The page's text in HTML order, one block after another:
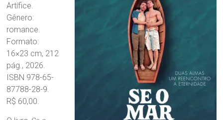
Artífice.
Gênero:
romance.
Formato:
16×23 cm, 212
pág., 2026.
ISBN 978-65-
87788-28-9.
R$ 60,00.